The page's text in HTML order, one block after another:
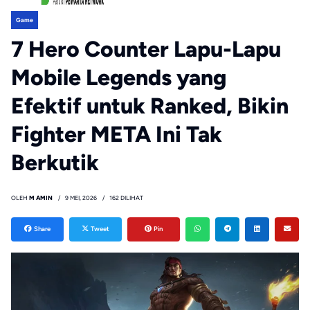
Game
7 Hero Counter Lapu-Lapu
Mobile Legends yang
Efektif untuk Ranked, Bikin
Fighter META Ini Tak
Berkutik
OLEH M AMIN 9 MEI, 2026 162 DILIHAT
Share Tweet Pin